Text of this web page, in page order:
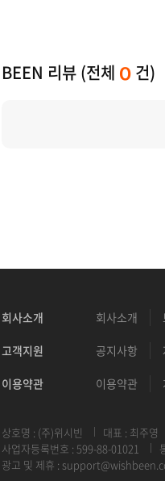
BEEN 리뷰 (전체 0 건)
회사소개 회사소개
고객지원 공지사항
이용약관 이용약관
상호명 : (주)위시빈 대표 : 최주영
사업자등록번호 : 599-88-01021
광고 및 제휴 :